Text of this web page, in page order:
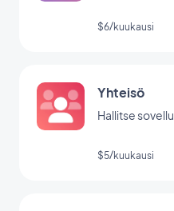
$6/kuukausi
Yhteisö
Hallitse
$5/kuukausi